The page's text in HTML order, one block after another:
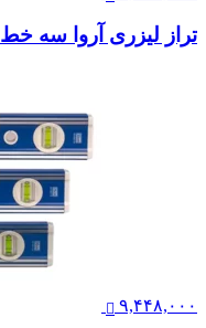
تراز لیزری آروا سه خط 360 درجه با سه پایه مدل 4688
۹,۴۴۸,۰۰۰